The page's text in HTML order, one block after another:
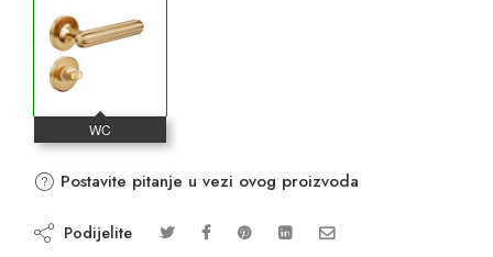
Postavite pitanje u vezi ovog proizvoda
Podijelite